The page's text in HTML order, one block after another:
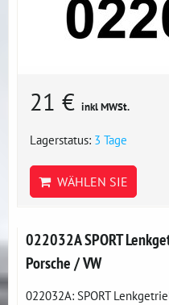
21 € inkl MWSt.
Lagerstatus: 3 Tage
WÄHLEN SIE
022032A SPORT
Porsche / VW
022032A: SPORT